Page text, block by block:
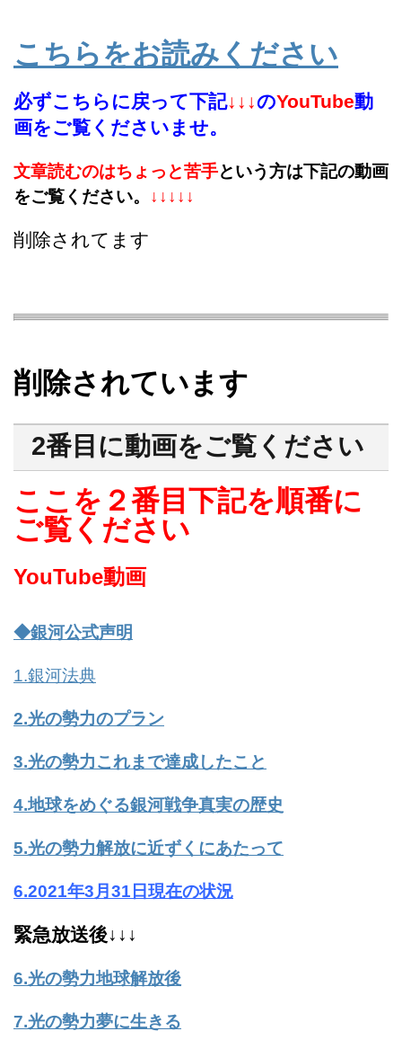
こちらをお読みください
必ずこちらに戻って下記↓↓↓のYouTube動
画をご覧くださいませ。
文章読むのはちょっと苦手という方は下記の動画
をご覧ください。 ↓↓↓↓↓
削除されてます
削除されています
2番目に動画をご覧ください
ここを２番目下記を順番に
ご覧ください
YouTube動画
◆銀河公式声明
1.銀河法典
2.光の勢力のプラン
3.光の勢力これまで達成したこと
4.地球をめぐる銀河戦争真実の歴史
5.光の勢力解放に近ずくにあたって
6.2021年3月31日現在の状況
緊急放送後↓↓↓
6.光の勢力地球解放後
7.光の勢力夢に生きる